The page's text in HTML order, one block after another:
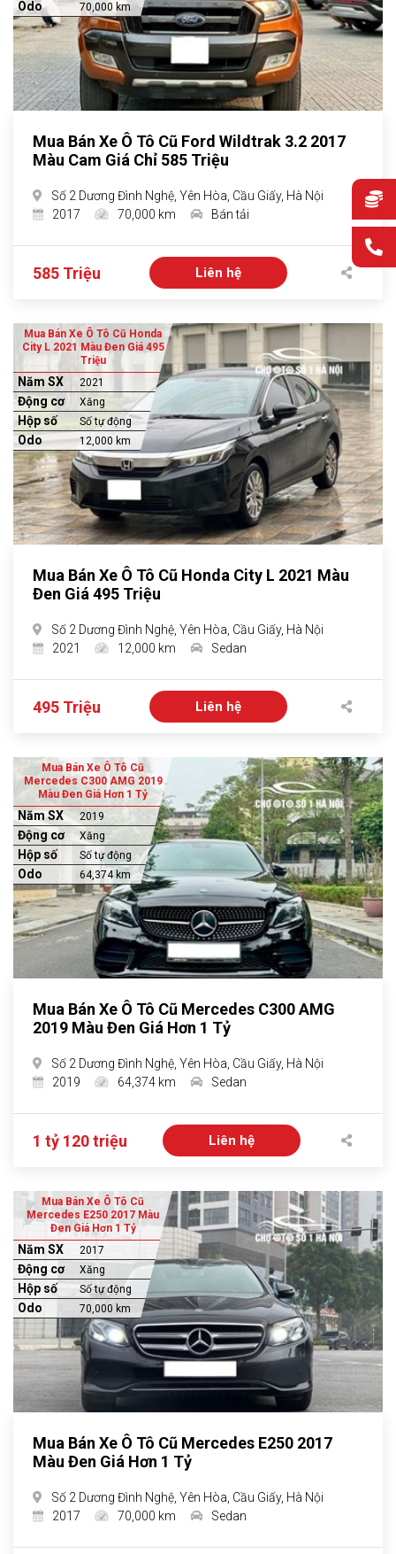
Odo 70,000 km
Mua Bán Xe Ô Tô Cũ Ford Wildtrak 3.2 2017
Màu Cam Giá Chỉ 585 Triệu
Số 2 Dương Đình Nghệ, Yên Hòa, Cầu Giấy, Hà Nội
2017
70,000 km Bán tải
585 Triệu Liên hệ
Mua Bán Xe Ô Tô Cũ Honda
City L 2021 Màu Đen Giá 495
Triệu
Năm SX 2021
Động cơ Xăng
Hộp số Số tự động
Odo 12,000 km
Mua Bán Xe Ô Tô Cũ Honda City L 2021 Màu
Đen Giá 495 Triệu
Số 2 Dương Đình Nghệ, Yên Hòa, Cầu Giấy, Hà Nội
2021
12,000 km Sedan
495 Triệu Liên hệ
Mua Bán Xe Ô Tô Cũ
Mercedes C300 AMG 2019
Màu Đen Giá Hơn 1 Tỷ
Năm SX 2019
Động cơ Xăng
Hộp số Số tự động
Odo 64,374 km
Mua Bán Xe Ô Tô Cũ Mercedes C300 AMG
2019 Màu Đen Giá Hơn 1 Tỷ
Số 2 Dương Đình Nghệ, Yên Hòa, Cầu Giấy, Hà Nội
2019
64,374 km Sedan
1 tỷ 120 triệu Liên hệ
Mua Bán Xe Ô Tô Cũ
Mercedes E250 2017 Màu
Đen Giá Hơn 1 Tỷ
Năm SX 2017
Động cơ Xăng
Hộp số Số tự động
Odo 70,000 km
Mua Bán Xe Ô Tô Cũ Mercedes E250 2017
Màu Đen Giá Hơn 1 Tỷ
Số 2 Dương Đình Nghệ, Yên Hòa, Cầu Giấy, Hà Nội
2017
70,000 km Sedan